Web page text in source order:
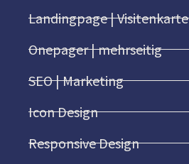
Landingpage | Visitenkarte
Onepager | mehrseitig
SEO | Marketing
Icon Design
Responsive Design